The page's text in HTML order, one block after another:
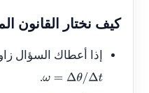
كيف نختار القانون
إذا أعطاك السؤال
ω =Δ θ/Δt
.